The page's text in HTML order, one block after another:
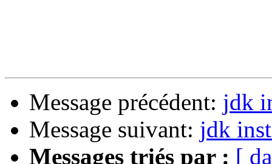
Message précédent: jdk
Message suivant: jdk
Messages triés par : [